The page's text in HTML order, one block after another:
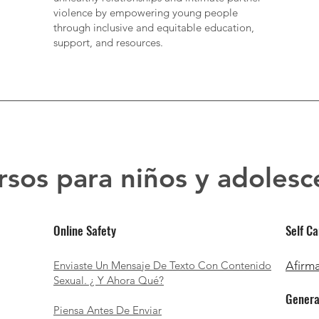
violence by empowering young people
through inclusive and equitable education,
support, and resources.
para niños y
Online Safety
Enviaste Un Mensaje De Texto Con Contenido
Sexual. ¿ Y Ahora Qué?
Piensa Antes De Enviar
Self